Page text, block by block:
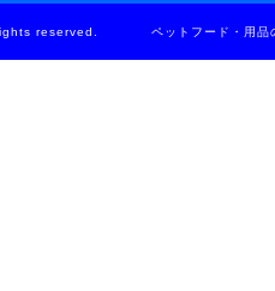
rights reserved. ペットフード・用品